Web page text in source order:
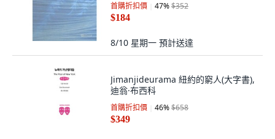
首購折扣價 47%$352
$184
8/10 星期一 預計送達
Jimanjideurama 紐約的窮人(大字書),
迪翁·布西科
首購折扣價 46%$658
$349